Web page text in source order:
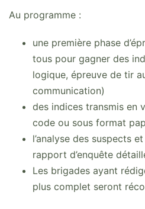
Au programme :
une première phase
tous pour gagner des
logique, épreuve de tir
communication)
des indices transmis en
code ou sous format
l’analyse des suspects
rapport d’enquête
Les brigades ayant
plus complet seront